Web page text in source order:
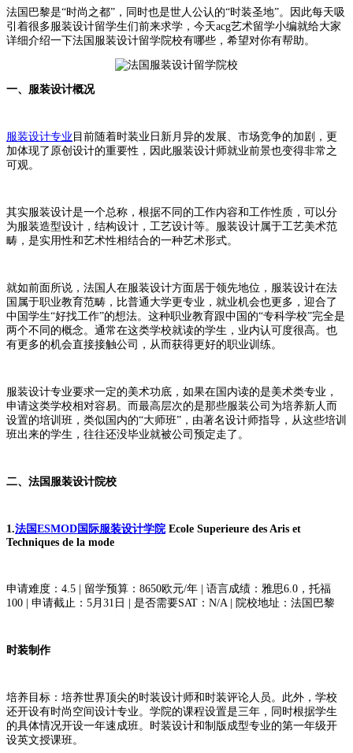
法国巴黎是“时尚之都”，同时也是世人公认的“时装圣地”。因此每天吸
引着很多服装设计留学生们前来求学，今天acg艺术留学小编就给大家
详细介绍一下法国服装设计留学院校有哪些，希望对你有帮助。
一、服装设计概况
服装设计专业 目前随着时装业日新月异的发展、市场竞争的加剧，更
加体现了原创设计的重要性，因此服装设计师就业前景也变得非常之
可观。
其实服装设计是一个总称，根据不同的工作内容和工作性质，可以分
为服装造型设计，结构设计，工艺设计等。服装设计属于工艺美术范
畴，是实用性和艺术性相结合的一种艺术形式。
就如前面所说，法国人在服装设计方面居于领先地位，服装设计在法
国属于职业教育范畴，比普通大学更专业，就业机会也更多，迎合了
中国学生“好找工作”的想法。这种职业教育跟中国的“专科学校”完全是
两个不同的概念。通常在这类学校就读的学生，业内认可度很高。也
有更多的机会直接接触公司，从而获得更好的职业训练。
服装设计专业要求一定的美术功底，如果在国内读的是美术类专业，
申请这类学校相对容易。而最高层次的是那些服装公司为培养新人而
设置的培训班，类似国内的“大师班”，由著名设计师指导，从这些培训
班出来的学生，往往还没毕业就被公司预定走了。
二、法国服装设计院校
1.法国ESMOD国际服装设计学院Ecole Superieure des Aris et
Techniques de la mode
申请难度：4.5 | 留学预算：8650欧元/年 | 语言成绩：雅思6.0，托福
100 | 申请截止：5月31日 | 是否需要SAT：N/A | 院校地址：法国巴黎
时装制作
培养目标：培养世界顶尖的时装设计师和时装评论人员。此外，学校
还开设有时尚空间设计专业。学院的课程设置是三年，同时根据学生
的具体情况开设一年速成班。时装设计和制版成型专业的第一年级开
设英文授课班。